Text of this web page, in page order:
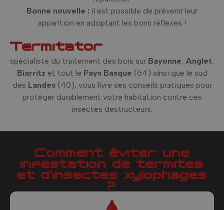
Bonne nouvelle : il est possible de prévenir leur
apparition en adoptant les bons réflexes !
Termitator
spécialiste du traitement des bois sur Bayonne, Anglet,
Biarritz et tout le Pays Basque (64) ainsi que le sud
des Landes(40), vous livre ses conseils pratiques pour
protéger durablement votre habitation contre ces
insectes destructeurs.
Comment éviter une
infestation de termites
et d’insectes xylophages
?